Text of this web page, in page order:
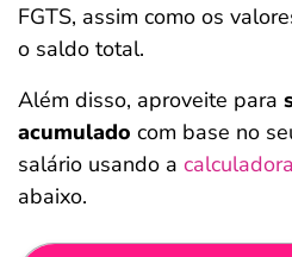
FGTS, assim como os
o saldo total.
Além disso, aproveite para
acumulado com base no
salário usando a
abaixo.